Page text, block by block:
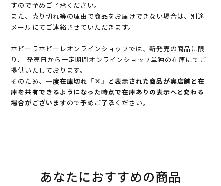
すので予めご了承ください。
また、売り切れ等の理由で商品をお届けできない場合は、別途
メールにてご連絡させていただきます。
ホビーラホビーレオンラインショップでは、新発売の商品に限
り、 発売日から一定期間オンラインショップ単独の在庫にてご
提供いたしております。
そのため、 一度在庫切れ「×」と表示された商品が実店舗と在
庫を共有できるようになった時点で在庫ありの表示へと変わる
場合がございますので予めご了承ください。
あなたにおすすめの商品